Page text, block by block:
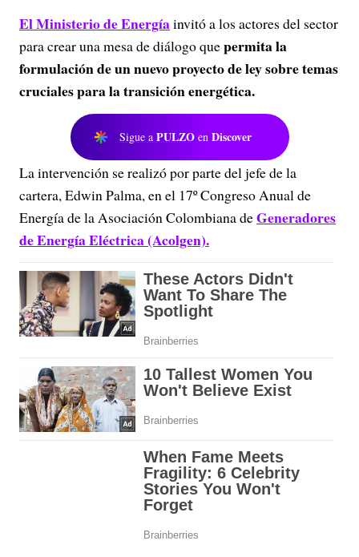
El Ministerio de Energíainvitó a los actores del sector
para crear una mesa de diálogo quepermita la
formulación de un nuevo proyecto de ley sobre temas
cruciales para la transición energética.
Sigue a PULZO en Discover
La intervención se realizó por parte del jefe de la
cartera, Edwin Palma, en el 17º Congreso Anual de
Energía de la Asociación Colombiana deGeneradores
de Energía Eléctrica (Acolgen).